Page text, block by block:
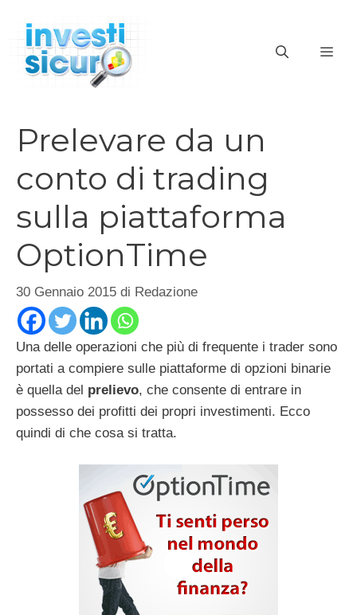
contenuto
Prelevare da un
conto di trading
sulla piattaforma
OptionTime
30 Gennaio 2015 di Redazione
Una delle operazioni che più di frequente i trader sono
portati a compiere sulle piattaforme di opzioni binarie
è quella del prelievo, che consente di entrare in
possesso dei profitti dei propri investimenti. Ecco
quindi di che cosa si tratta.